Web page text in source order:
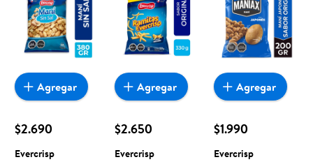
$2.690
Evercrisp
Agregar
$2.650
Evercrisp
Agregar
$1.990
Evercrisp
Agregar